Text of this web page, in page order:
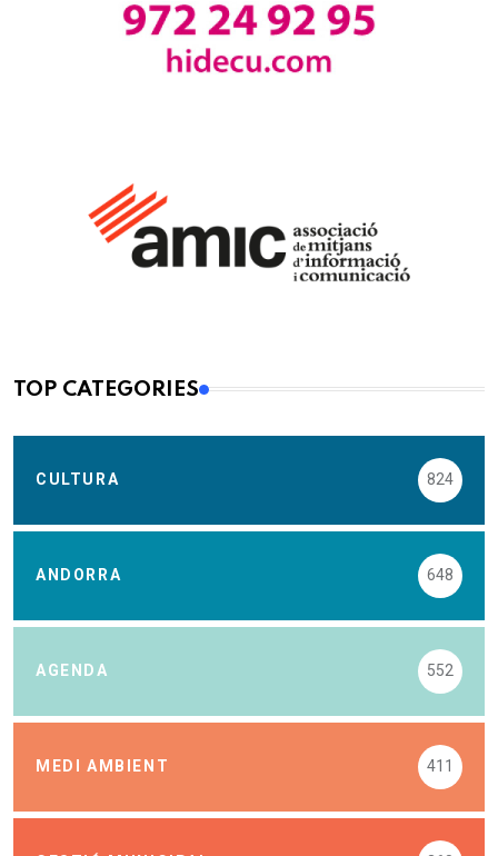
TOP CATEGORIES
CULTURA 824
ANDORRA 648
AGENDA 552
MEDI AMBIENT 411